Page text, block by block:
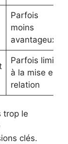
Parfois
moins
avantageux
Parfois limité
à la mise en
relation
trop le
clés.